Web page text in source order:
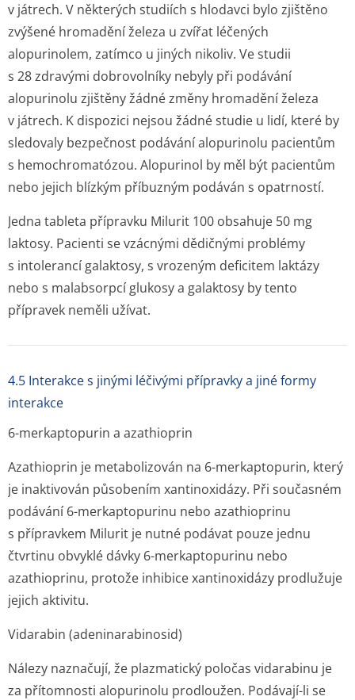
v játrech. V některých studiích s hlodavci bylo zjištěno
zvýšené hromadění železa u zvířat léčených
alopurinolem, zatímco u jiných nikoliv. Ve studii
s 28 zdravými dobrovolníky nebyly při podávání
alopurinolu zjištěny žádné změny hromadění železa
v játrech. K dispozici nejsou žádné studie u lidí, které by
sledovaly bezpečnost podávání alopurinolu pacientům
s hemochromatózou. Alopurinol by měl být pacientům
nebo jejich blízkým příbuzným podáván s opatrností.
Jedna tableta přípravku Milurit 100 obsahuje 50 mg
laktosy. Pacienti se vzácnými dědičnými problémy
s intolerancí galaktosy, s vrozeným deficitem laktázy
nebo s malabsorpcí glukosy a galaktosy by tento
přípravek neměli užívat.
4.5 Interakce s jinými léčivými přípravky a jiné formy
interakce
6-merkaptopurin a azathioprin
Azathioprin je metabolizován na 6-merkaptopurin, který
je inaktivován působením xantinoxidázy. Při současném
podávání 6-merkaptopurinu nebo azathioprinu
s přípravkem Milurit je nutné podávat pouze jednu
čtvrtinu obvyklé dávky 6-merkaptopurinu nebo
azathioprinu, protože inhibice xantinoxidázy prodlužuje
jejich aktivitu.
Vidarabin (adeninarabinosid)
Nálezy naznačují, že plazmatický poločas vidarabinu je
za přítomnosti alopurinolu prodloužen. Podávají-li se